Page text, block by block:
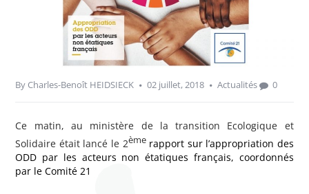
By Charles-Benoît HEIDSIECK 02 juillet, 2018 Actualités 0
Ce matin, au ministère de la transition Ecologique et
Solidaire était lancé le 2èmerapport sur l’appropriation des
ODD par les acteurs non étatiques français, coordonnés
par le Comité 21